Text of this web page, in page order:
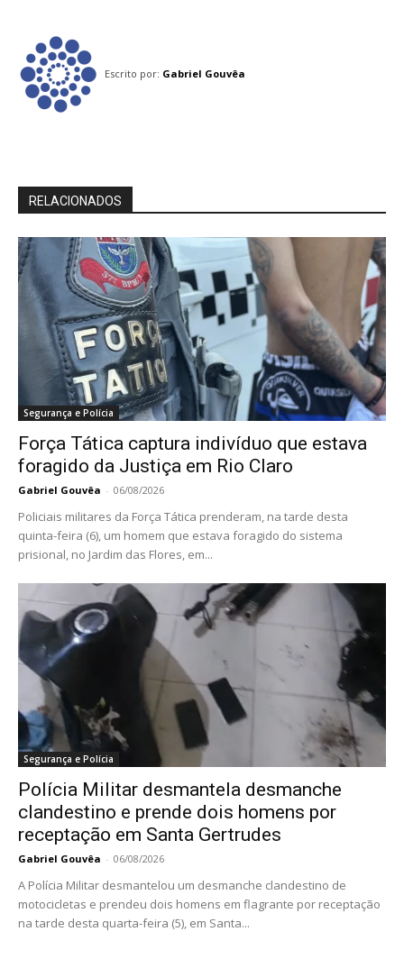
Escrito por: Gabriel Gouvêa
RELACIONADOS
Segurança e Polícia
Força Tática captura indivíduo que estava
foragido da Justiça em Rio Claro
Gabriel Gouvêa - 06/08/2026
Policiais militares da Força Tática prenderam, na tarde desta
quinta-feira (6), um homem que estava foragido do sistema
prisional, no Jardim das Flores, em...
Segurança e Polícia
Polícia Militar desmantela desmanche
clandestino e prende dois homens por
receptação em Santa Gertrudes
Gabriel Gouvêa - 06/08/2026
A Polícia Militar desmantelou um desmanche clandestino de
motocicletas e prendeu dois homens em flagrante por receptação
na tarde desta quarta-feira (5), em Santa...